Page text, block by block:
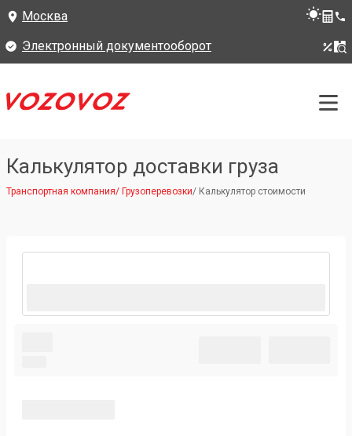
Москва
Электронный документооборот
Калькулятор доставки груза
Транспортная компания/ Грузоперевозки/ Калькулятор стоимости